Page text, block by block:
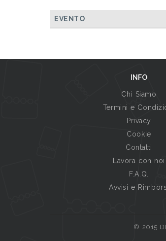
EVENTO
INFO
Chi Siamo
Termini e
Privacy
Cookie
Contatti
Lavora con noi
F.A.Q.
Avvisi e
© 2015